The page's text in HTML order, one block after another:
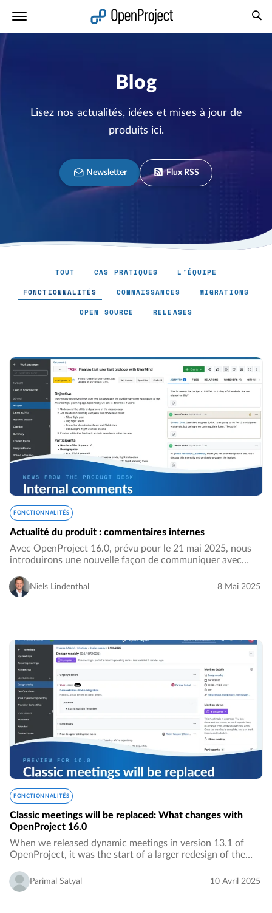
Blog
Lisez nos actualités, idées et mises à jour de
produits ici.
Newsletter Flux RSS
TOUT CAS PRATIQUES L'ÉQUIPE
FONCTIONNALITÉS CONNAISSANCES MIGRATIONS
OPEN SOURCE RELEASES
Fonctionnalités - Page 2
FONCTIONNALITÉS
Actualité du produit : commentaires internes
Avec OpenProject 16.0, prévu pour le 21 mai 2025, nous
introduirons une nouvelle façon de communiquer avec
Activité du lot de travaux. Cet article…
Niels Lindenthal 8 Mai 2025
FONCTIONNALITÉS
Classic meetings will be replaced: What changes with
OpenProject 16.0
When we released dynamic meetings in version 13.1 of
OpenProject, it was the start of a larger redesign of the
by adding new features and optimizing…
Parimal Satyal 10 Avril 2025
Ouvrir le lien dans un nouvel onglet